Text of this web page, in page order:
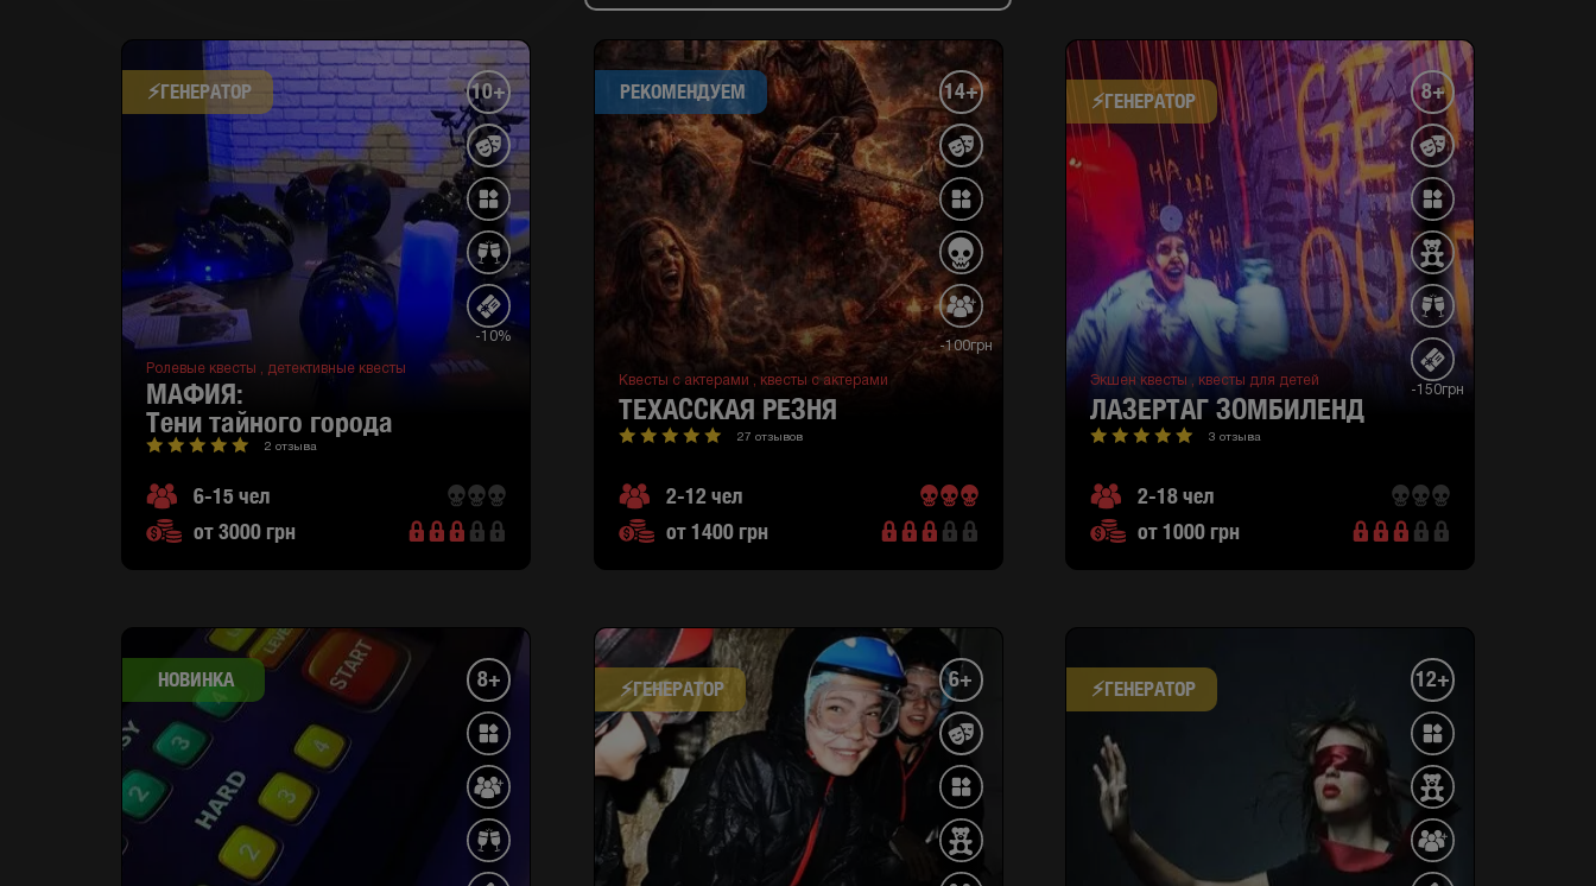
⚡​ГЕНЕРАТОР 10+
-10%
Ролевые квесты , детективные квесты
МАФИЯ:
тени тайного города
2 отзыва
6-15 чел
от 3000 грн
РЕКОМЕНДУЕМ 14+
-100грн
Квесты с актерами , квесты с актерами
ТЕХАССКАЯ РЕЗНЯ
27 отзывов
2-12 чел
от 1400 грн
⚡​ГЕНЕРАТОР 8+
-150грн
Экшен квесты , квесты для детей
ЛАЗЕРТАГ ЗОМБИЛЕНД
3 отзыва
2-18 чел
от 1000 грн
НОВИНКА 8+ ⚡​ГЕНЕРАТОР 6+ ⚡​ГЕНЕРАТОР 12+